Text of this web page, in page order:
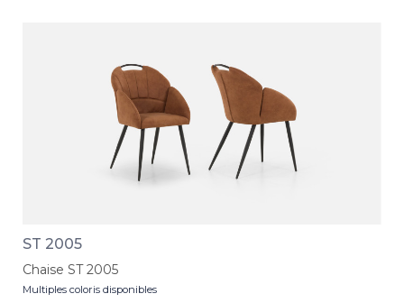
ST 2005
Chaise ST 2005
Multiples coloris disponibles